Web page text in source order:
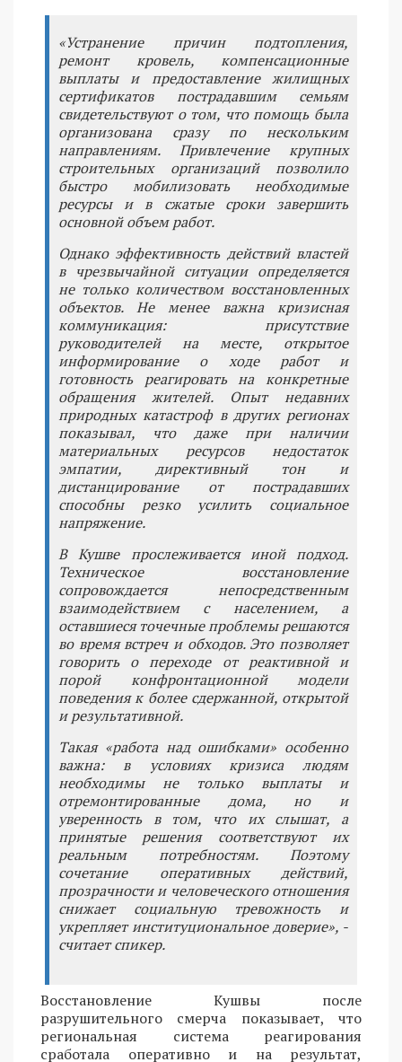
«Устранение причин подтопления,
ремонт кровель, компенсационные
выплаты и предоставление жилищных
сертификатов пострадавшим семьям
свидетельствуют о том, что помощь была
организована сразу по нескольким
направлениям. Привлечение крупных
строительных организаций позволило
быстро мобилизовать необходимые
ресурсы и в сжатые сроки завершить
основной объем работ.
Однако эффективность действий властей
в чрезвычайной ситуации определяется
не только количеством восстановленных
объектов. Не менее важна кризисная
коммуникация: присутствие
руководителей на месте, открытое
информирование о ходе работ и
готовность реагировать на конкретные
обращения жителей. Опыт недавних
природных катастроф в других регионах
показывал, что даже при наличии
материальных ресурсов недостаток
эмпатии, директивный тон и
дистанцирование от пострадавших
способны резко усилить социальное
напряжение.
В Кушве прослеживается иной подход.
Техническое восстановление
сопровождается непосредственным
взаимодействием с населением, а
оставшиеся точечные проблемы решаются
во время встреч и обходов. Это позволяет
говорить о переходе от реактивной и
порой конфронтационной модели
поведения к более сдержанной, открытой
и результативной.
Такая «работа над ошибками» особенно
важна: в условиях кризиса людям
необходимы не только выплаты и
отремонтированные дома, но и
уверенность в том, что их слышат, а
принятые решения соответствуют их
реальным потребностям. Поэтому
сочетание оперативных действий,
прозрачности и человеческого отношения
снижает социальную тревожность и
укрепляет институциональное доверие», -
считает спикер.
Восстановление Кушвы после
разрушительного смерча показывает, что
региональная система реагирования
сработала оперативно и на результат,